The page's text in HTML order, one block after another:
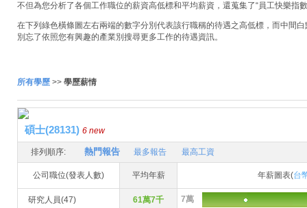
不但為您分析了各個工作職位的薪資高低標和平均薪資，還蒐集了“員工快樂指
在下列綠色橫條圖左右兩端的數字分別代表該行職稱的待遇之高低標，而中間
別忘了依照您有興趣的產業別搜尋更多工作的待遇資訊。
所有學歷 >> 學歷薪情
碩士(28131) 6 new
排列順序: 熱門報告 最多報告 最高工資
公司職位(發表人數) 平均年薪 年薪圖表(台
研究人員(47) 61萬7千 7萬